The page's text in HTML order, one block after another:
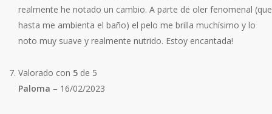
realmente he notado un cambio. A parte de oler fenomenal (que
hasta me ambienta el baño) el pelo me brilla muchísimo y lo
noto muy suave y realmente nutrido. Estoy encantada!
Valorado con 5 de 5
Paloma – 16/02/2023